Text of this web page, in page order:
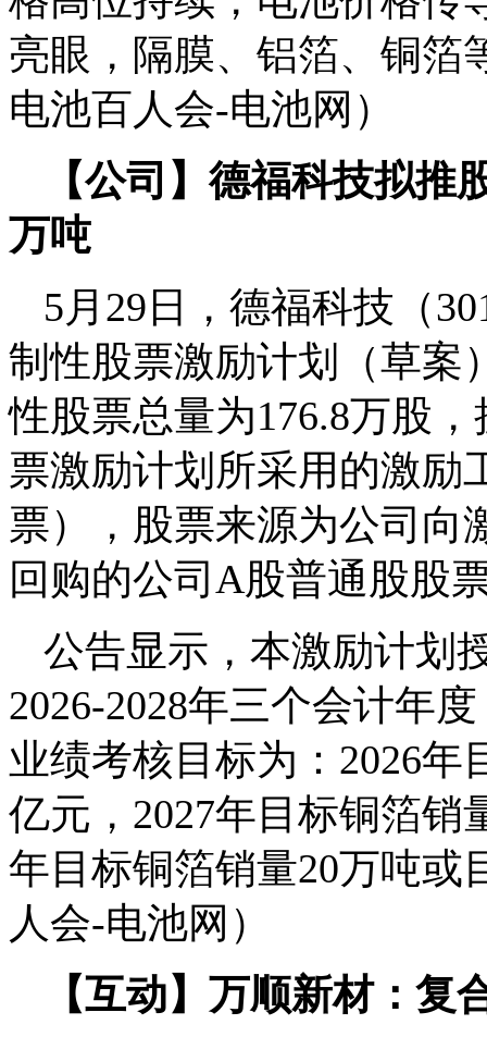
亮眼，隔膜、铝箔、铜箔
电池百人会-电池网）
【公司】德福科技拟推
万吨
5月29日，德福科技（
制性股票激励计划（草案
性股票总量为176.8万股
票激励计划所采用的激励
票），股票来源为公司向
回购的公司A股普通股股
公告显示，本激励计划
2026-2028年三个会计年
业绩考核目标为：2026年
亿元，2027年目标铜箔销
年目标铜箔销量20万吨或
人会-电池网）
【互动】万顺新材：